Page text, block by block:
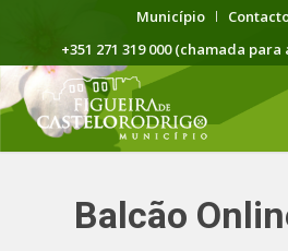
Município
+351 271 319 000 (chamada
Balcão